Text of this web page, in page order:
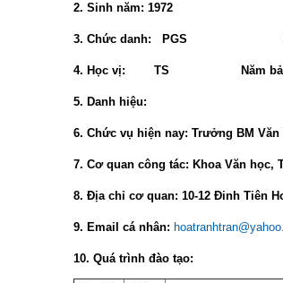
2. Sinh năm: 1972
3. Chức danh: PGS Năm
4. Học vị: TS Năm bảo
5. Danh hiệu:
6. Chức vụ hiện nay: Trưởng BM
7. Cơ quan công tác: Khoa Văn học,
8. Địa chỉ cơ quan: 10-12 Đinh Tiên
9. Email cá nhân:
10. Quá trình đào tạo: